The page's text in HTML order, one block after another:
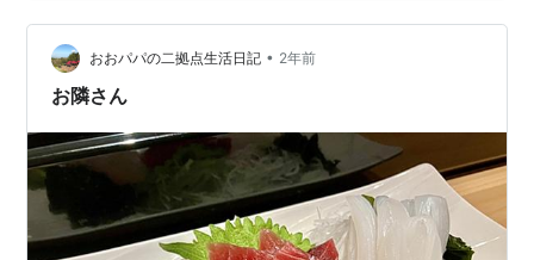
論や集会の自由などの基本的人権を制限することができ
る。発令されるのは、戦争やクーデターやテロのおそれ
のある時、大災害が起こった時などが想定される。＜な
おおパパの二拠点生活日記 • 2年前
お隣さん